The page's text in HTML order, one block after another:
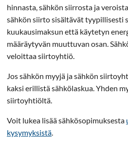
hinnasta, sähkön siirrosta ja
sähkön siirto sisältävät tyypillisesti
kuukausimaksun että käytetyn
määräytyvän muuttuvan osan.
veloittaa siirtoyhtiö.
Jos sähkön myyjä ja sähkön
kaksi erillistä sähkölaskua. Yhden
siirtoyhtiöltä.
Voit lukea lisää sähkösopimuksesta
kysymyksistä.